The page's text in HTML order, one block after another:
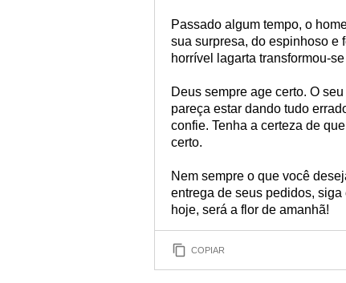
Passado algum tempo, o
sua surpresa, do espinhoso e
horrível lagarta transformou-
Deus sempre age certo. O
pareça estar dando tudo
confie. Tenha a certeza de
certo.
Nem sempre o que você
entrega de seus pedidos,
hoje, será a flor de amanhã!
COPIAR